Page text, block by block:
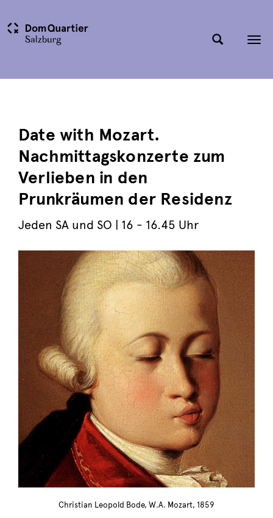
Date with Mozart.
Nachmittagskonzerte zum
Verlieben in den
Prunkräumen der Residenz
Jeden SA und SO | 16 - 16.45 Uhr
Christian Leopold Bode, W.A. Mozart, 1859